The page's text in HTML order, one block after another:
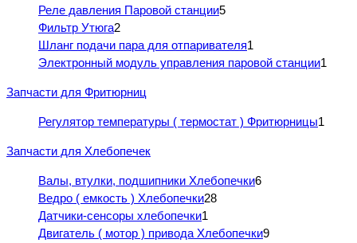
Реле давления Паровой станции5
Фильтр Утюга2
Шланг подачи пара для отпаривателя1
Электронный модуль управления паровой станции1
Запчасти для Фритюрниц
Регулятор температуры ( термостат ) Фритюрницы1
Запчасти для Хлебопечек
Валы, втулки, подшипники Хлебопечки6
Ведро ( емкость ) Хлебопечки28
Датчики-сенсоры хлебопечки1
Двигатель ( мотор ) привода Хлебопечки9